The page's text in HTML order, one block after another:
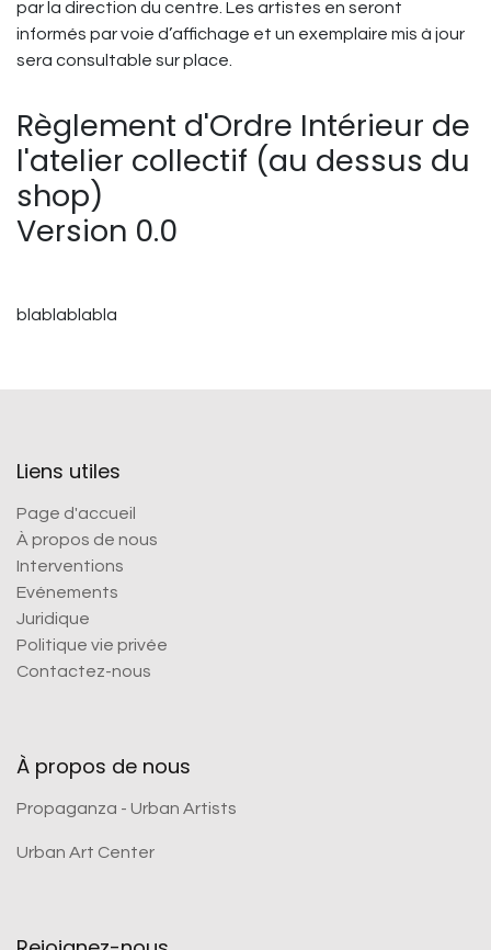
par la direction du centre. Les artistes en seront
informés par voie d’affichage et un exemplaire mis à jour
sera consultable sur place.
Règlement d'Ordre Intérieur de
l'atelier collectif (au dessus du
shop)
Version 0.0
blablablabla
Liens utiles
Page d'accueil
À propos de nous
Interventions
Evénements
Juridique
Politique vie privée
Contactez-nous
À propos de nous
Propaganza - Urban Artists
Urban Art Center